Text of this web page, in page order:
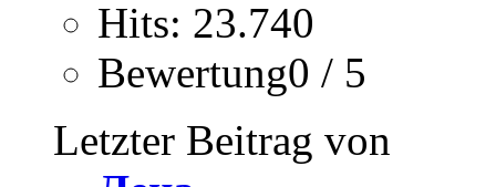
Hits: 23.740
Bewertung0 / 5
Letzter Beitrag von